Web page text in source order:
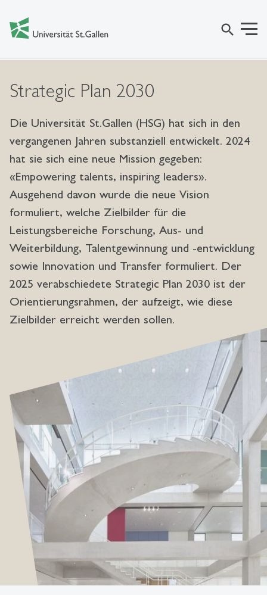
search
Strategic Plan 2030
Die Universität St.Gallen (HSG) hat sich in den
vergangenen Jahren substanziell entwickelt. 2024
hat sie sich eine neue Mission gegeben:
«Empowering talents, inspiring leaders».
Ausgehend davon wurde die neue Vision
formuliert, welche Zielbilder für die
Leistungsbereiche Forschung, Aus- und
Weiterbildung, Talentgewinnung und -entwicklung
sowie Innovation und Transfer formuliert. Der
2025 verabschiedete Strategic Plan 2030 ist der
Orientierungsrahmen, der aufzeigt, wie diese
Zielbilder erreicht werden sollen.